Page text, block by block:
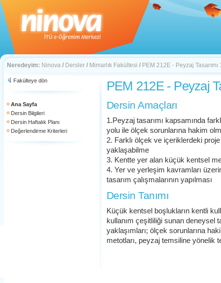
Neredeyim: Ninova / Dersler / Mimarlık Fakültesi / PEM 212E - Peyzaj Tasarımı
Fakülteye dön
Ana Sayfa
Dersin Bilgileri
Dersin Haftalık Planı
Değerlendirme Kriterleri
PEM 212E - Peyzaj
Dersin Amaçları
1.Peyzaj tasarımı kapsamında
yolu ile ölçek sorunlarına hakim
2. Farklı ölçek ve içeriklerdeki
yaklaşabilme
3. Kentte yer alan küçük kentsel
4. Yer ve yerleşim kavramları
tasarım çalışmalarının yapılması
Dersin Tanımı
Küçük kentsel boşlukların kentli
kullanım çeşitliliği sunan deneysel
yaklaşımları; ölçek sorunlarına
metotları, peyzaj temsiline yönelik